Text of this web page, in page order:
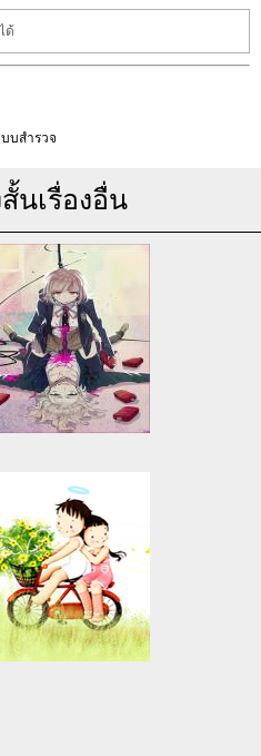
ด้
บสำรวจ
นเรื่องอื่น
public_html/include/article/
constant article_topic -
'article_topic' (this
throw an Error in a future
version of PHP) in
keedkean/domains/
on line534
いますか？รักฉันรึเปล่า?